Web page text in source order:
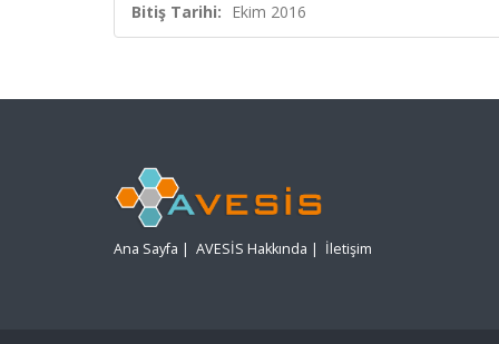
Bitiş Tarihi: Ekim 2016
Ana Sayfa | AVESİS Hakkında | İletişim